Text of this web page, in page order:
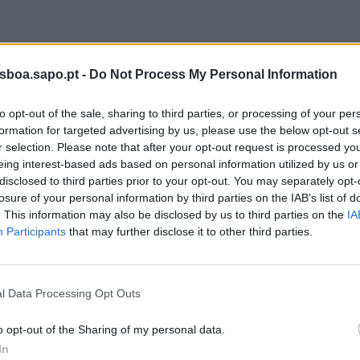
- Do Not Process My Personal Information
opt-out of the sale, sharing to third parties, or processing of your
for targeted advertising by us, please use the below opt-out
selection. Please note that after your opt-out request is processed
interest-based ads based on personal information utilized by us
to third parties prior to your opt-out. You may separately
of your personal information by third parties on the IAB’s list of
This information may also be disclosed by us to third parties on the
Participants that may further disclose it to other third parties.
Data Processing Opt Outs
opt-out of the Sharing of my personal data.
dia 11 março, deteve, dia 21 de maio, mais um suspeito da
agravada, estando em causa movimentos financeiros ilícitos
de euros.
Aeroporto Humberto Delgado, em Lisboa, onde o suspeito foi
aeronave em que seguia.
Judiciária.
uma organização criminosa de caráter transnacional,